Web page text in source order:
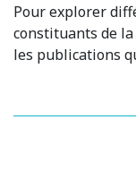
Pour explorer
constituants de
les publications